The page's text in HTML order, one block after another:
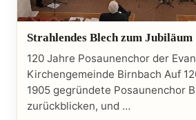
Strahlendes Blech zum Jubiläum
120 Jahre Posaunenchor der
Kirchengemeinde Birnbach Auf
1905 gegründete Posaunenchor
zurückblicken, und …